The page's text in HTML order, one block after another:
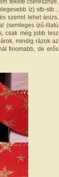
íz) stb-stb...
szerint lehet ánizs,
(semleges ízű-illatú
csak még jobb lesz
mindig rázok az
finomabb, de erős